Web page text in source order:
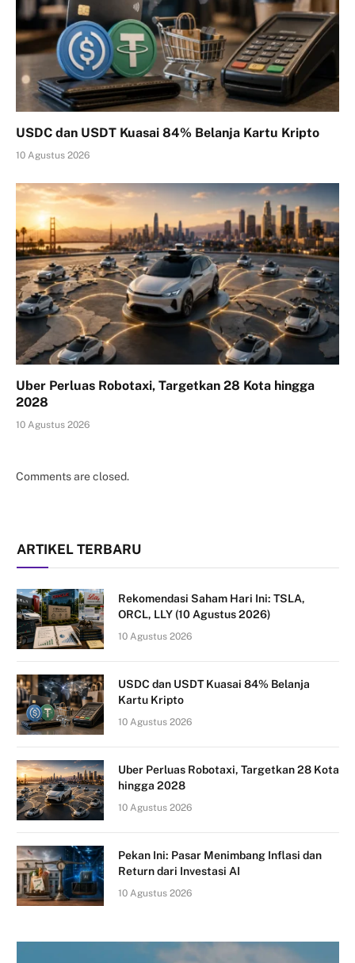
USDC dan USDT Kuasai 84% Belanja Kartu Kripto
10 Agustus 2026
Uber Perluas Robotaxi, Targetkan 28 Kota hingga
2028
10 Agustus 2026
Comments are closed.
ARTIKEL TERBARU
Rekomendasi Saham Hari Ini: TSLA,
ORCL, LLY (10 Agustus 2026)
10 Agustus 2026
USDC dan USDT Kuasai 84% Belanja
Kartu Kripto
10 Agustus 2026
Uber Perluas Robotaxi, Targetkan 28 Kota
hingga 2028
10 Agustus 2026
Pekan Ini: Pasar Menimbang Inflasi dan
Return dari Investasi AI
10 Agustus 2026